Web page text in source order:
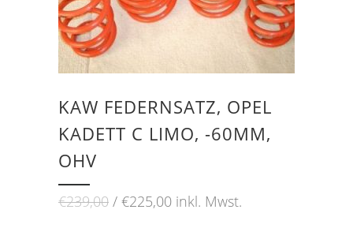
KAW FEDERNSATZ, OPEL
KADETT C LIMO, -60MM,
OHV
€239,00Ursprünglicher
€225,00Aktueller
inkl. Mwst.